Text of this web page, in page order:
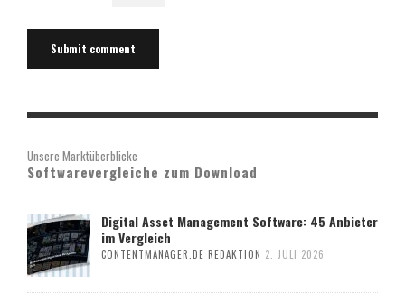
Unsere Marktüberblicke
Softwarevergleiche zum Download
Digital Asset Management Software: 45 Anbieter
im Vergleich
CONTENTMANAGER.DE REDAKTION 2. JULI 2026